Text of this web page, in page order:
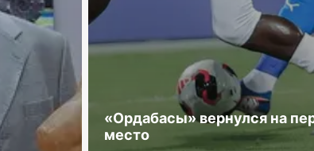
«Ордабасы» вернулся на
место